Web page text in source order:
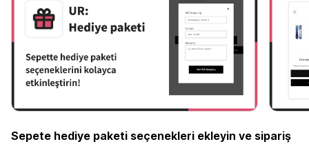
Sepete hediye paketi seçenekleri ekleyin ve sipariş